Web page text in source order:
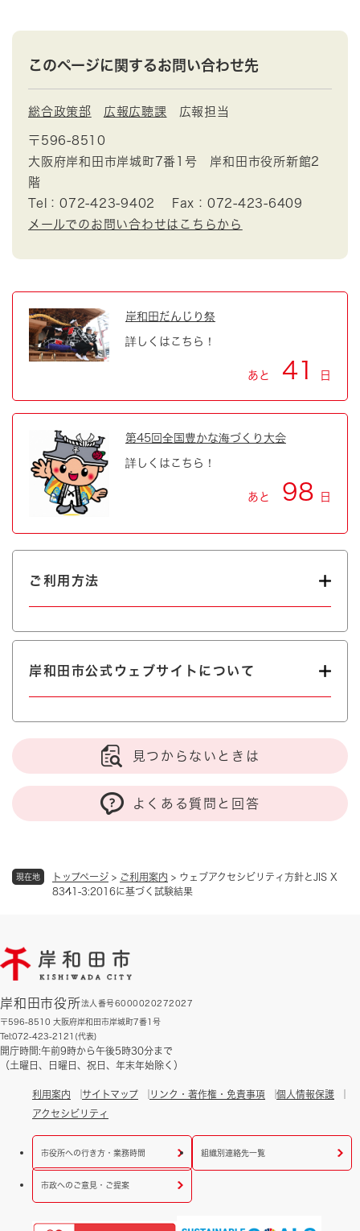
現在地 トップページ > ご利用案内 > ウェブアクセシビリティ方針とJIS X
8341-3:2016に基づく試験結果
このページに関するお問い合わせ先
総合政策部 広報広聴課 広報担当
〒596-8510
大阪府岸和田市岸城町7番1号 岸和田市役所新館2
階
Tel：072-423-9402
Fax：072-423-6409
メールでのお問い合わせはこちらから
岸和田だんじり祭
詳しくはこちら！
あと 41 日
第45回全国豊かな海づくり大会
詳しくはこちら！
あと 98 日
ご利用方法
岸和田市公式ウェブサイトについて
見つからないときは
よくある質問と回答
岸和田市役所法人番号6000020272027
〒596-8510 大阪府岸和田市岸城町7番1号
Tel:072-423-2121(代表)
開庁時間:午前9時から午後5時30分まで
（土曜日、日曜日、祝日、年末年始除く）
利用案内 サイトマップ リンク・著作権・免責事項
個人情報保護
アクセシビリティ
市役所への行き方・業務時間 組織別連絡先一覧
市政へのご意見・ご提案